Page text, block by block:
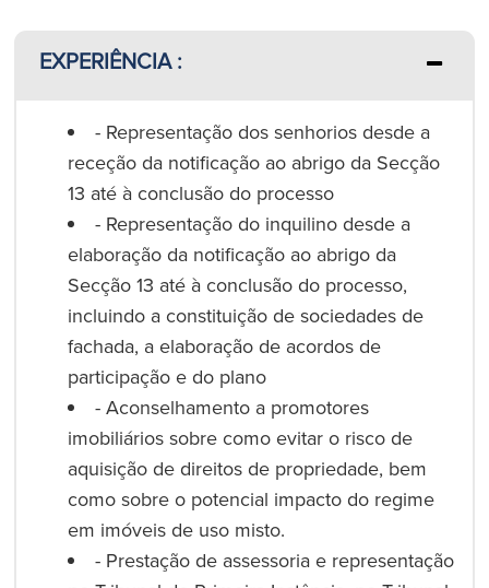
EXPERIÊNCIA :
- Representação dos senhorios desde a
receção da notificação ao abrigo da Secção
13 até à conclusão do processo
- Representação do inquilino desde a
elaboração da notificação ao abrigo da
Secção 13 até à conclusão do processo,
incluindo a constituição de sociedades de
fachada, a elaboração de acordos de
participação e do plano
- Aconselhamento a promotores
imobiliários sobre como evitar o risco de
aquisição de direitos de propriedade, bem
como sobre o potencial impacto do regime
em imóveis de uso misto.
- Prestação de assessoria e representação